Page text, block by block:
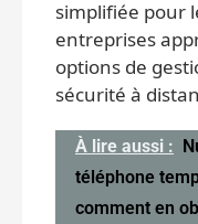
simplifiée pour
entreprises
options de
sécurité à
À lire aussi :
téléphone
comment en